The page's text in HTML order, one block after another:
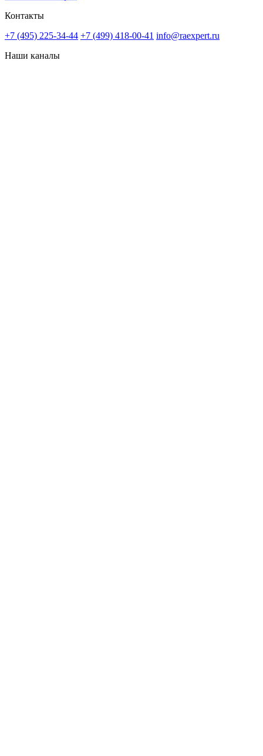
Контакты
+7 (495) 225-34-44 +7 (499) 418-00-41 info@raexpert.ru
Наши каналы